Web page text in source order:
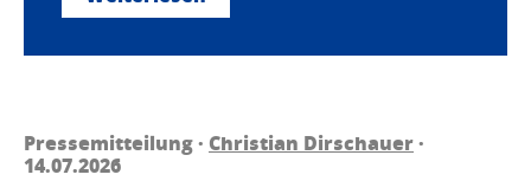
Pressemitteilung · Christian Dirschauer·
14.07.2026